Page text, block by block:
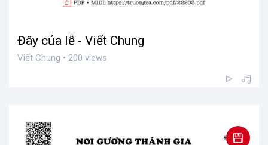
Đây của lễ - Viết Chung
Viết Chung • 200 views